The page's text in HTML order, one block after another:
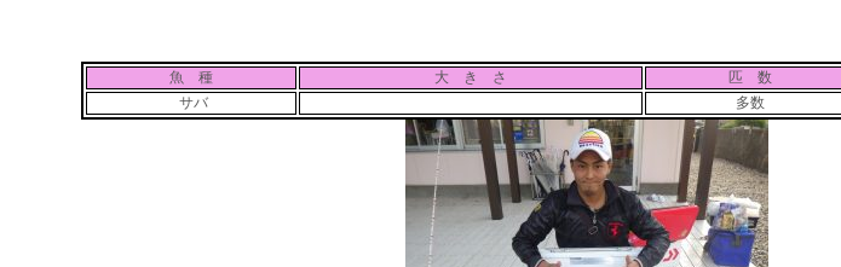
魚 種 大 き さ 匹 数
サバ
多数